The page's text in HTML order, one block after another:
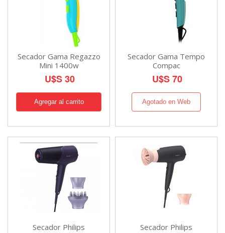
Secador Gama Regazzo
Mini 1400w
U$S 30
Secador Gama Tempo
Compac
U$S 70
Agotado en Web
Secador Philips Secador Philips